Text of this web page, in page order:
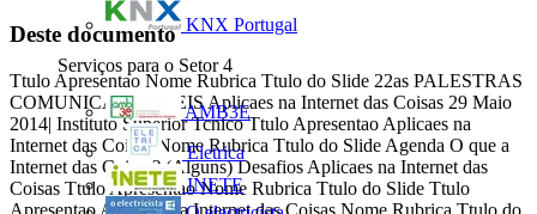
KNX Portugal
Serviços para o Setor 4
AMB3E
Eletrica
INETE
Deste documento
Ttulo Apresentao Nome Rubrica Ttulo do Slide 22as PALESTRAS
COMUNICAES MVEIS Aplicaes na Internet das Coisas 29 Maio
2014| Instituto Superior Tcnico Ttulo Apresentao Aplicaes na
Internet das Coisas Nome Rubrica Ttulo do Slide Agenda O que a
Internet das Coisas? (Alguns) Desafios Aplicaes na Internet das
Coisas Ttulo Apresentao Nome Rubrica Ttulo do Slide Ttulo
Apresentao Aplicaes na Internet das Coisas Nome Rubrica Ttulo do